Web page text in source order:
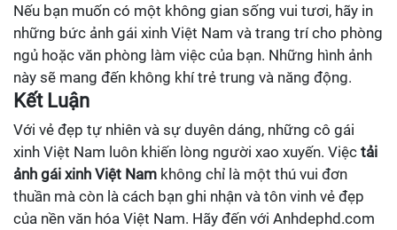
Nếu bạn muốn có một không gian sống vui tươi, hãy in
những bức ảnh gái xinh Việt Nam và trang trí cho phòng
ngủ hoặc văn phòng làm việc của bạn. Những hình ảnh
này sẽ mang đến không khí trẻ trung và năng động.
Kết Luận
Với vẻ đẹp tự nhiên và sự duyên dáng, những cô gái
xinh Việt Nam luôn khiến lòng người xao xuyến. Việc tải
ảnh gái xinh Việt Nam không chỉ là một thú vui đơn
thuần mà còn là cách bạn ghi nhận và tôn vinh vẻ đẹp
của nền văn hóa Việt Nam. Hãy đến với Anhdephd.com